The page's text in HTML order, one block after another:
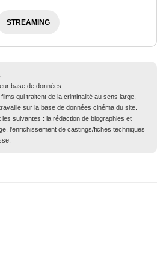
STREAMING
base de données
qui traitent de la criminalité au sens large,
sur la base de données cinéma du site.
suivantes : la rédaction de biographies et
l'enrichissement de castings/fiches techniques